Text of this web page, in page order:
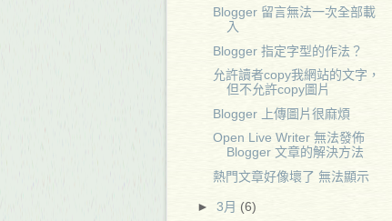
Blogger 留言無法一次全部載
入
Blogger 指定字型的作法？
允許讀者copy我網站的文字，
但不允許copy圖片
Blogger 上傳圖片很麻煩
Open Live Writer 無法發佈
Blogger 文章的解決方法
熱門文章好像壞了 無法顯示
► 3月 (6)